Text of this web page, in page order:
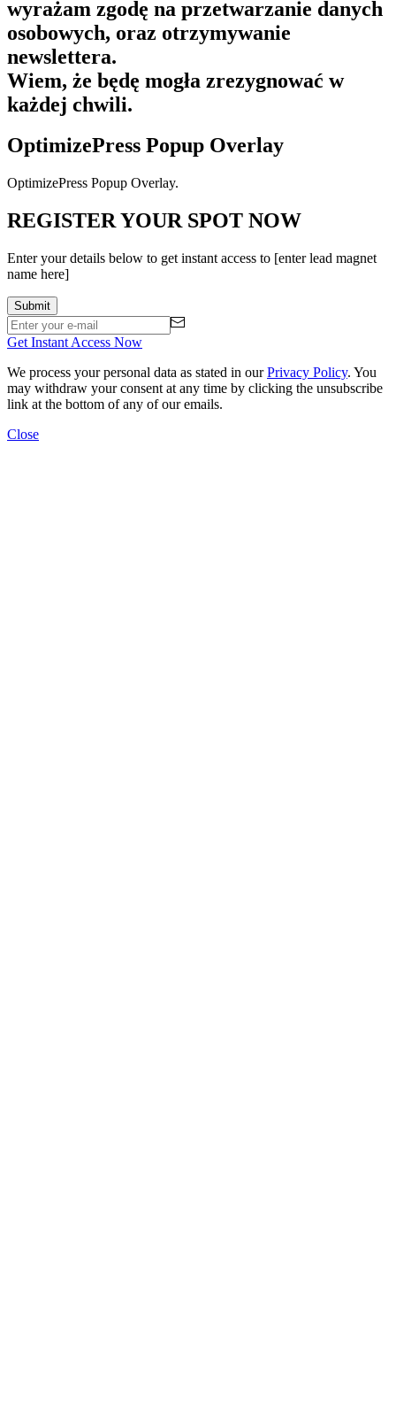
wyrażam zgodę na przetwarzanie danych
osobowych, oraz otrzymywanie
newslettera.
Wiem, że będę mogła zrezygnować w
każdej chwili.
OptimizePress Popup Overlay
OptimizePress Popup Overlay.
REGISTER YOUR SPOT NOW
Enter your details below to get instant access to [enter lead magnet
name here]
Get Instant Access Now
We process your personal data as stated in ourPrivacy Policy. You
may withdraw your consent at any time by clicking the unsubscribe
link at the bottom of any of our emails.
Close